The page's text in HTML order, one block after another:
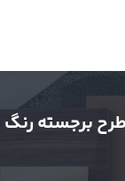
برجسته